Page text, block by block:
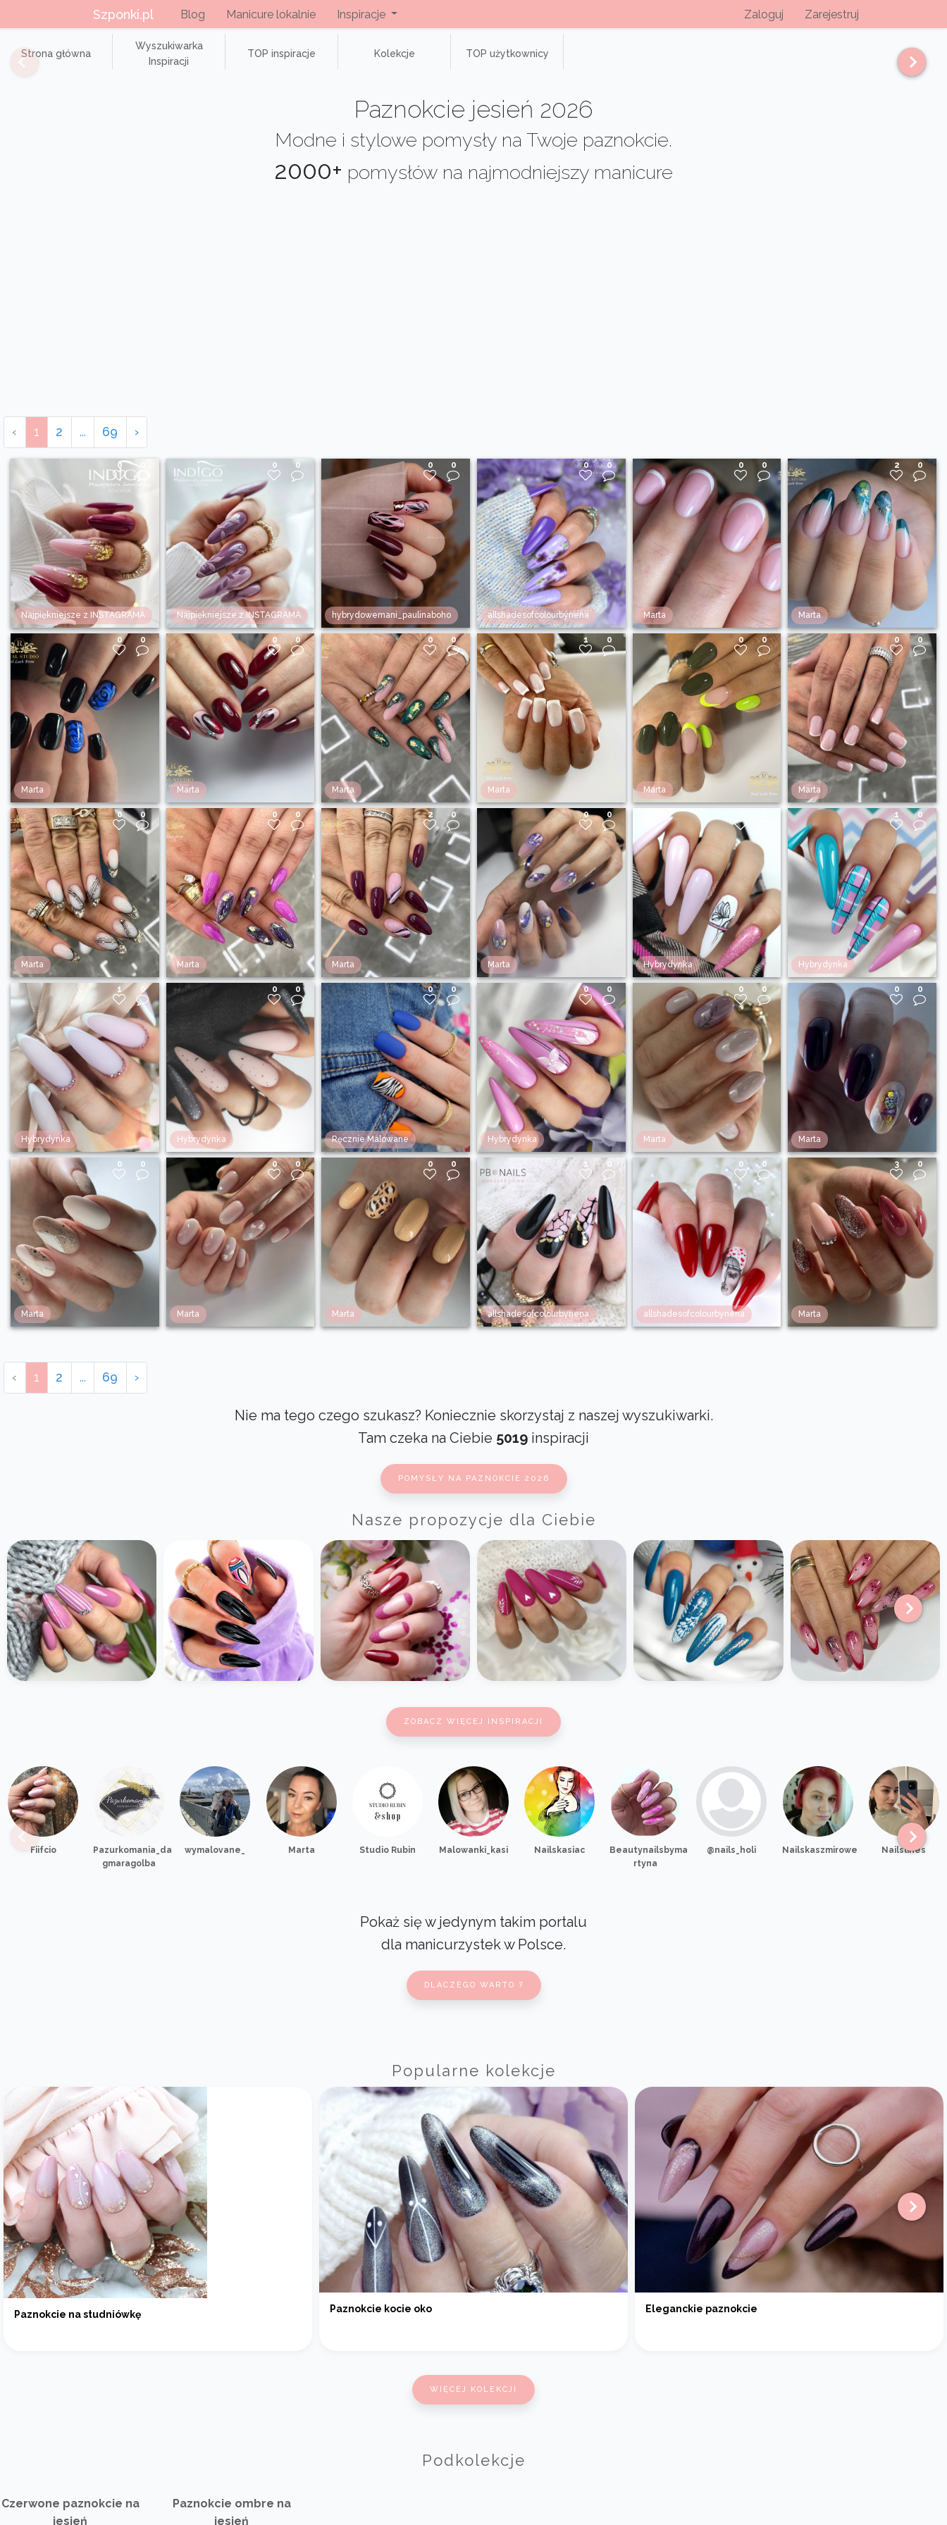
Szponki.pl Blog Manicure lokalnie Inspiracje Zaloguj Zarejestruj
Strona główna
Wyszukiwarka
Inspiracji
TOP inspiracje Kolekcje TOP użytkownicy
Paznokcie jesień 2026
Modne i stylowe pomysły na Twoje paznokcie.
2000+ pomysłów na najmodniejszy manicure
‹ 1 2 ... 69 ›
0
Najpiękniejsze z INSTAGRAMA
0 0
Najpiękniejsze z INSTAGRAMA
0 0
hybrydowemani_paulinaboho
0 0
allshadesofcolourbynena
0 0
Marta
2 0
Marta
0 0
Marta
0 0
Marta
0 0
Marta
1 0
Marta
0 0
Marta
0 0
Marta
0 0
Marta
0 0
Marta
2 0
Marta
0 0
Marta Hybrydynka
1 0
Hybrydynka
1 0
Hybrydynka
0 0
Hybrydynka
0 0
Ręcznie Malowane
0 0
Hybrydynka
0 0
Marta
0 0
Marta
0 0
Marta
0 0
Marta
0 0
Marta
1 0
allshadesofcolourbynena
0 0
allshadesofcolourbynena
3 0
Marta
‹ 1 2 ... 69 ›
Nie ma tego czego szukasz? Koniecznie skorzystaj z naszej wyszukiwarki.
Tam czeka na Ciebie 5019 inspiracji
POMYSŁY NA PAZNOKCIE 2026
Nasze propozycje dla Ciebie
ZOBACZ WIĘCEJ INSPIRACJI
Fiifcio
Pazurkomania_da
gmaragolba
wymalovane_ Marta Studio Rubin Malowanki_kasi Nailskasiac
Beautynailsbyma
rtyna
@nails_holi Nailskaszmirowe Nailslines
Pokaż się w jedynym takim portalu
dla manicurzystek w Polsce.
DLACZEGO WARTO ?
Popularne kolekcje
Paznokcie na studniówkę Paznokcie kocie oko Eleganckie paznokcie
WIĘCEJ KOLEKCJI
Podkolekcje
Czerwone paznokcie na
jesień
Paznokcie ombre na
jesień